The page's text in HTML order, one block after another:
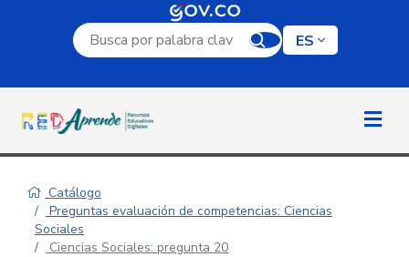
Campo de búsqueda por palabra clave
ES
Catálogo
Preguntas evaluación de competencias: Ciencias
Sociales
Ciencias Sociales: pregunta 20